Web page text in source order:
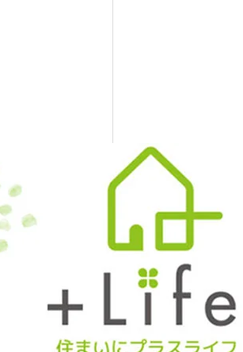
クールビ
弊社では、
え、クールビズ
のほどよろしく